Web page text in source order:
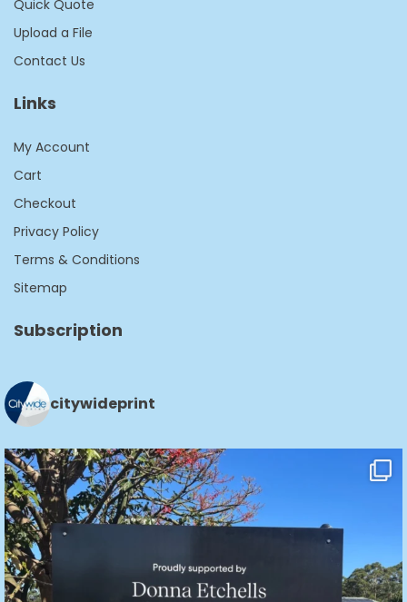
Quick Quote
Upload a File
Contact Us
Links
My Account
Cart
Checkout
Privacy Policy
Terms & Conditions
Sitemap
Subscription
citywideprint